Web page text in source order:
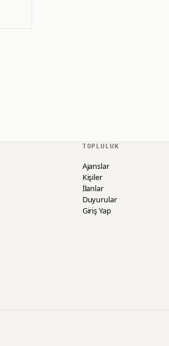
TOPLULUK
Ajanslar
Kişiler
İlanlar
Duyurular
Giriş Yap